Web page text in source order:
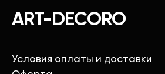
ART-DECORO
Условия оплаты и доставки